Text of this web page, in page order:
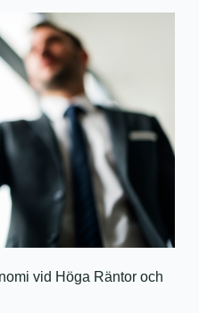
vid Höga Räntor och